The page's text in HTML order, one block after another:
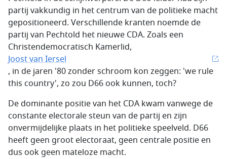
partij vakkundig in het centrum van de politieke macht
gepositioneerd. Verschillende kranten noemde de
partij van Pechtold het nieuwe CDA. Zoals een
Christendemocratisch Kamerlid,
Joost van Iersel
, in de jaren '80 zonder schroom kon zeggen: 'we rule
this country', zo zou D66 ook kunnen, toch?
De dominante positie van het CDA kwam vanwege de
constante electorale steun van de partij en zijn
onvermijdelijke plaats in het politieke speelveld. D66
heeft geen groot electoraat, geen centrale positie en
dus ook geen mateloze macht.